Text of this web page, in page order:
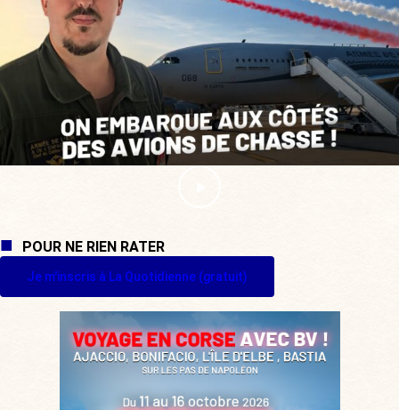
POUR NE RIEN RATER
Je m'inscris à La Quotidienne (gratuit)